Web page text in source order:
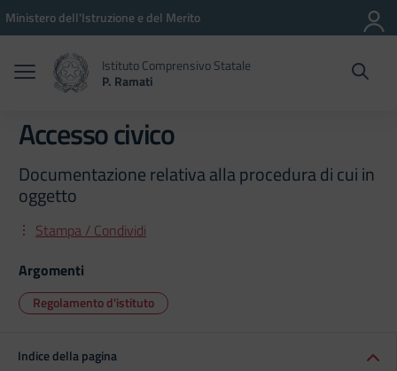
Vai ai contenuti
Vai al menu di navigazione
Vai al footer
Ministero dell'Istruzione e del Merito
Istituto Comprensivo Statale
P. Ramati
Accesso civico
Documentazione relativa alla procedura di cui in
oggetto
Stampa / Condividi
Argomenti
Regolamento d'istituto
Indice della pagina